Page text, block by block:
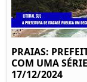
PRAIAS:
COM UMA
17/12/2024